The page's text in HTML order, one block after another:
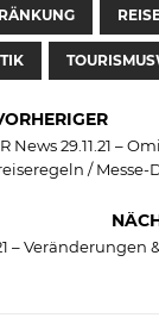
News 29.11.21 –
/ Messe-
– Veränderungen